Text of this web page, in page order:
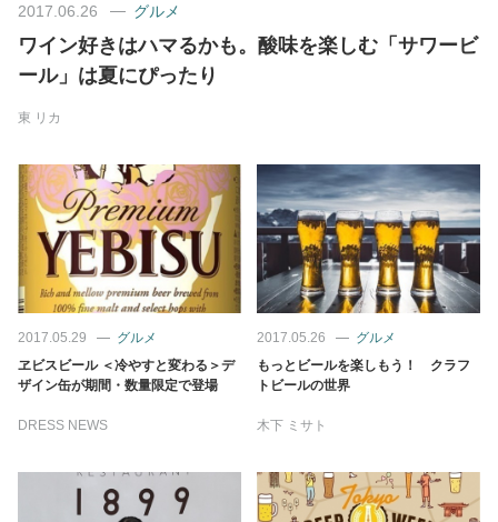
妊娠/出産/家族
グルメ
トラベル
カルチャー/エンタメ
占い
ゲーム
2017.06.26 グルメ
ワイン好きはハマるかも。酸味を楽しむ「サワービ
ール」は夏にぴったり
東 リカ
2017.05.29
グルメ
ヱビスビール ＜冷やすと変わる＞デ
ザイン缶が期間・数量限定で登場
DRESS NEWS
2017.05.26
グルメ
もっとビールを楽しもう！ クラフ
トビールの世界
木下 ミサト